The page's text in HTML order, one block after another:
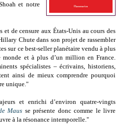
et notre
et de censure aux États-Unis au cours des
Chute dans son projet de rassembler
sur ce best-seller planétaire vendu à plus
et à plus d’un million en France.
spécialistes – écrivains, historiens,
ainsi de mieux comprendre pourquoi
unique."
et enrichi d’environ quatre-vingts
Maus se présente donc comme le livre
à la résonance intemporelle."